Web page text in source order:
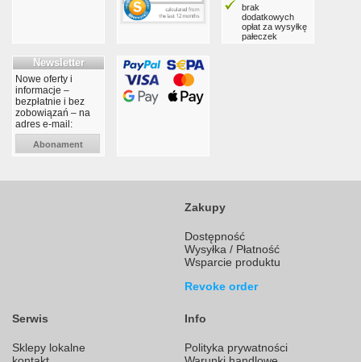
brak
dodatkowych
opłat za wysyłkę
pałeczek
Newsletter
Nowe oferty i
informacje –
bezpłatnie i bez
zobowiązań – na
adres e-mail:
Abonament
Zakupy
Dostępność
Wysyłka / Płatność
Wsparcie produktu
Revoke order
Serwis
Sklepy lokalne
Info
Polityka prywatności